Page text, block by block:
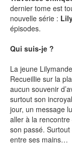
BD
LIVRE
SÉRIE
dernier tome est
nouvelle série :
épisodes.
Qui suis-je ?
La jeune
Recueillie sur la
aucun souvenir
surtout son
jour, un message
aller à la
son passé.
entre ses mains…